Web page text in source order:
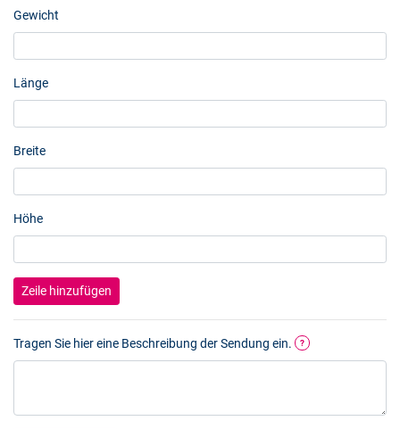
Gewicht
Länge
Breite
Höhe
Zeile hinzufügen
Tragen Sie hier eine Beschreibung der Sendung ein. ?